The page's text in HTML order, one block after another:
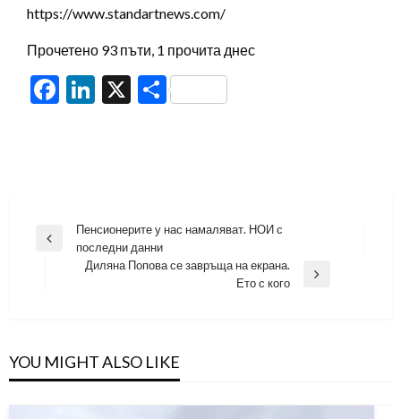
https://www.standartnews.com/
Прочетено 93 пъти, 1 прочита днес
Facebook
LinkedIn
X Share
Навигация
Previous
Пенсионерите у нас намаляват. НОИ с
последни данни
Диляна Попова се завръща на екрана.
Ето с кого
YOU MIGHT ALSO LIKE